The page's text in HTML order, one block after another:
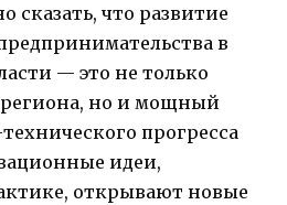
сказать, что развитие
в
— это не только
но и мощный
прогресса
идеи,
открывают новые